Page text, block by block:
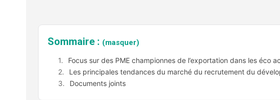
Sommaire : (masquer)
Focus sur des PME championnes de l’exportation dans les éco
Les principales tendances du marché du recrutement du
Documents joints